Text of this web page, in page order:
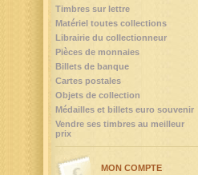
Timbres sur lettre
Matériel toutes collections
Librairie du collectionneur
Pièces de monnaies
Billets de banque
Cartes postales
Objets de collection
Médailles et billets euro souvenir
Vendre ses timbres au meilleur
prix
MON COMPTE